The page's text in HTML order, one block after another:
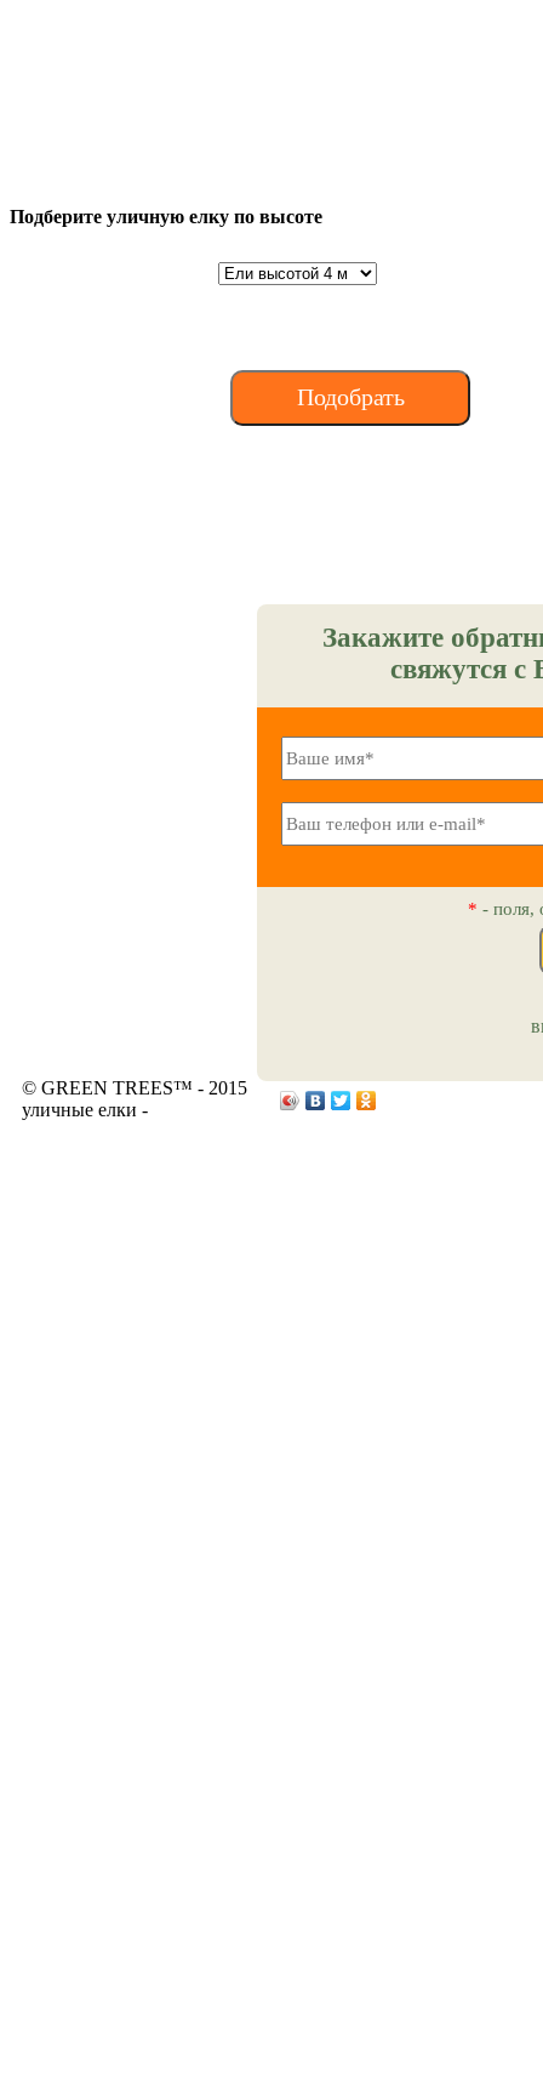
Подберите уличную елку по высоте
Закажите
свяжутся с
* - поля,
© GREEN TREES™ - 2015
уличные елки -